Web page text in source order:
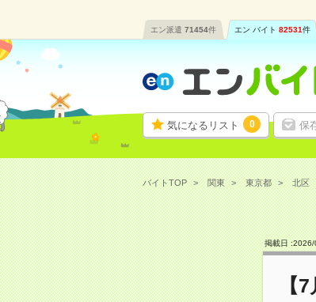
エン派遣 71454件 エン バイト 82531件
気になるリスト 0 保
バイトTOP 関東 東京都 北区
掲載日 :2026/
【